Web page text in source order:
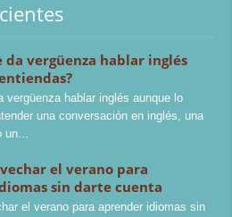
da vergüenza hablar inglés
vergüenza hablar inglés aunque lo
una conversación en inglés, una
un
el verano para
sin darte cuenta
el verano para aprender idiomas sin